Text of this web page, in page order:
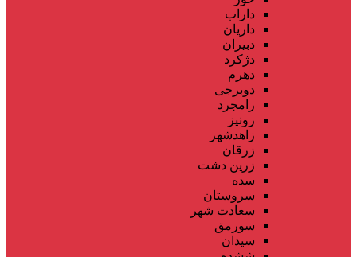
داراب
داریان
دبیران
دژکرد
دهرم
دوبرجی
رامجرد
رونیز
زاهدشهر
زرقان
زرین دشت
سده
سروستان
سعادت شهر
سورمق
سیدان